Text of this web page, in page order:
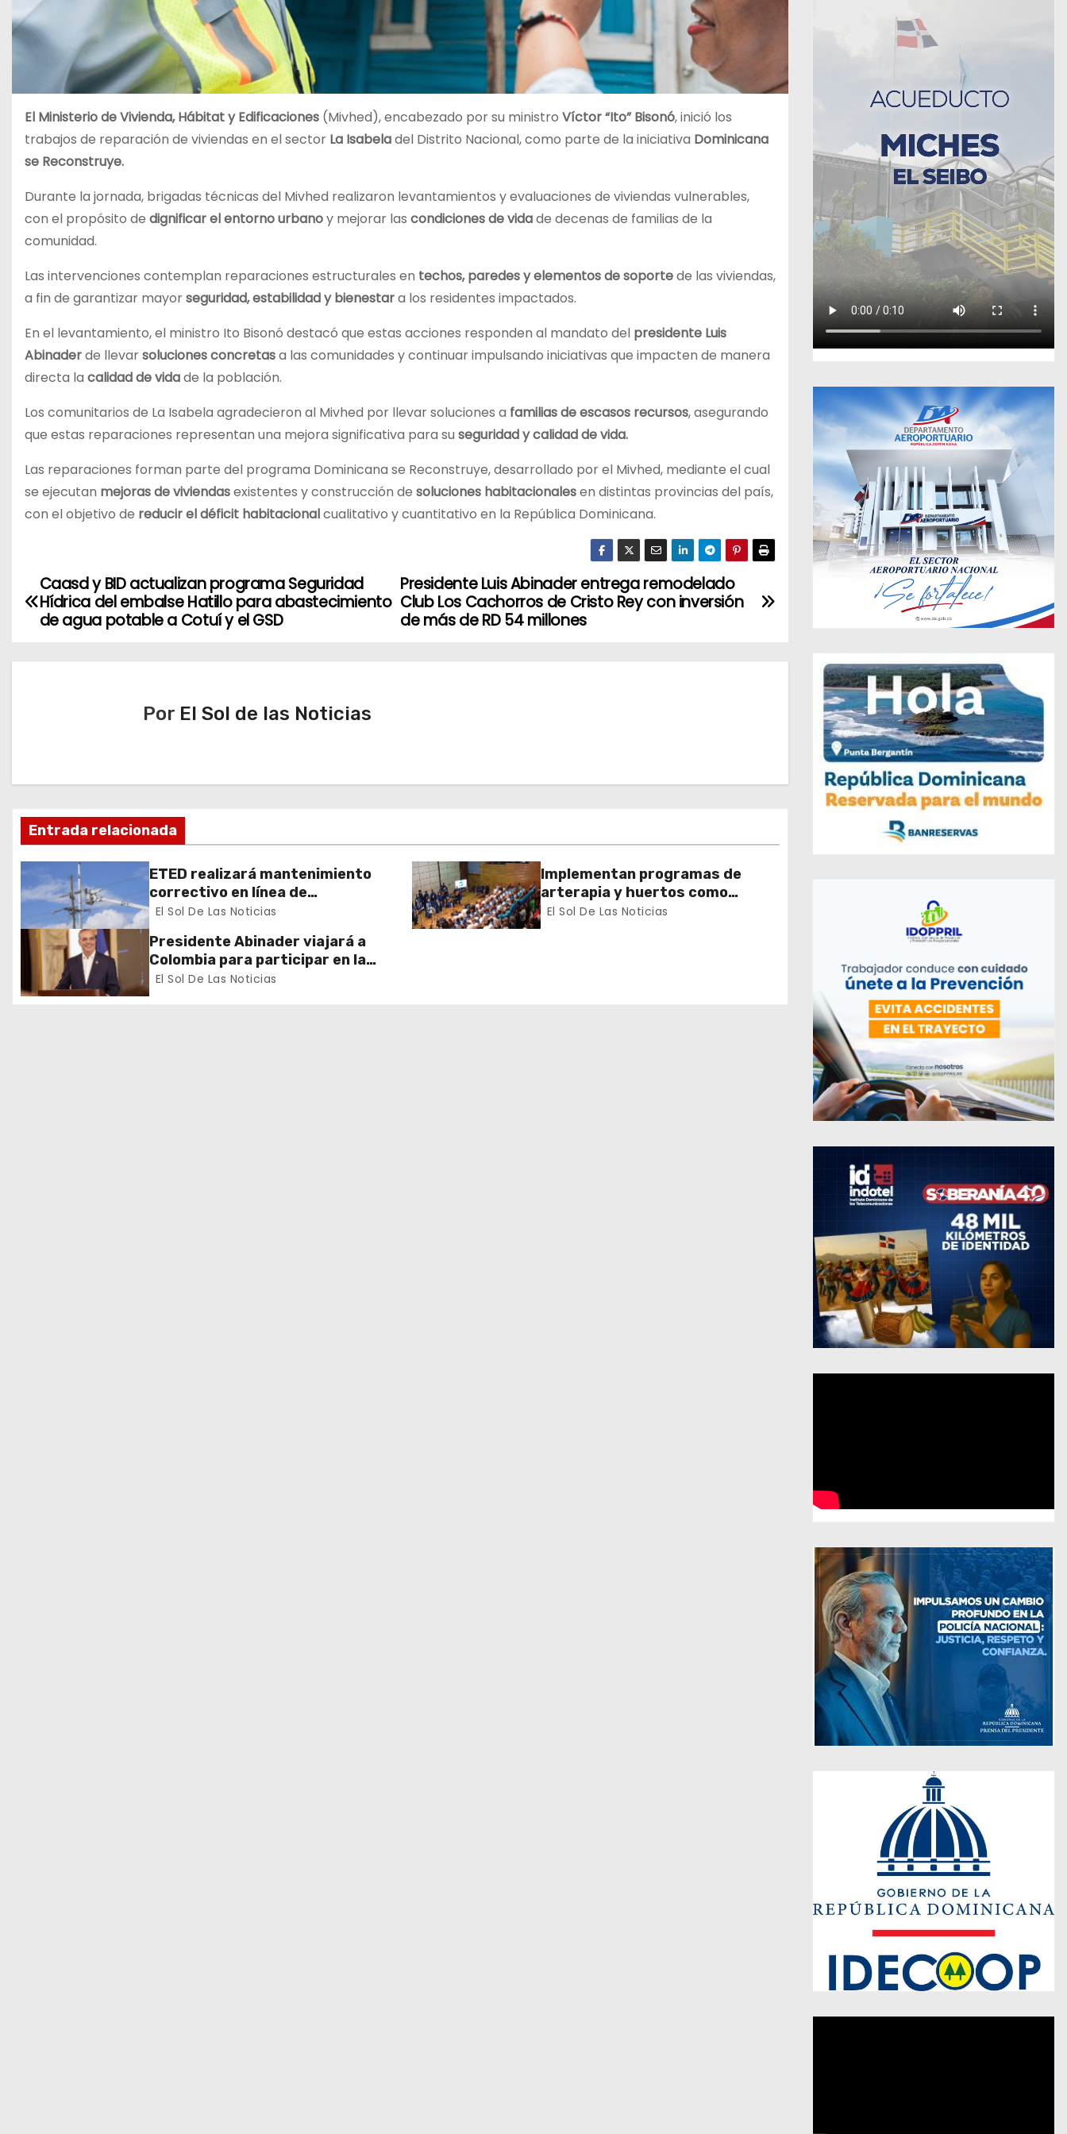
El Ministerio de Vivienda, Hábitat y Edificaciones (Mivhed), encabezado por su ministro Víctor “Ito” Bisonó, inició los
trabajos de reparación de viviendas en el sector La Isabeladel Distrito Nacional, como parte de la iniciativa Dominicana
se Reconstruye.
Durante la jornada, brigadas técnicas del Mivhed realizaron levantamientos y evaluaciones de viviendas vulnerables,
con el propósito de dignificar el entorno urbanoy mejorar las condiciones de vidade decenas de familias de la
comunidad.
Las intervenciones contemplan reparaciones estructurales en techos, paredes y elementos de soportede las viviendas,
a fin de garantizar mayorseguridad, estabilidad y bienestara los residentes impactados.
En el levantamiento, el ministro Ito Bisonó destacó que estas acciones responden al mandato del presidente Luis
Abinaderde llevarsoluciones concretasa las comunidades y continuar impulsando iniciativas que impacten de manera
directa la calidad de vidade la población.
Los comunitarios de La Isabela agradecieron al Mivhed por llevar soluciones a familias de escasos recursos, asegurando
que estas reparaciones representan una mejora significativa para su seguridad y calidad de vida.
Las reparaciones forman parte del programa Dominicana se Reconstruye, desarrollado por el Mivhed, mediante el cual
se ejecutan mejoras de viviendasexistentes y construcción de soluciones habitacionalesen distintas provincias del país,
con el objetivo de reducir el déficit habitacionalcualitativo y cuantitativo en la República Dominicana.
N
v
c
i
ó
n
d
e
e
Presidente Luis Abinader entrega remodelado
Club Los Cachorros de Cristo Rey con inversión
de más de RD 54 millones
Caasd y BID actualizan programa Seguridad
Hídrica del embalse Hatillo para abastecimiento
de agua potable a Cotuí y el GSD
Por El Sol de las Noticias
Entrada relacionada
ETED realizará mantenimiento
correctivo en línea de
transmisión de la región Sur
El Sol De Las Noticias
Implementan programas de
arterapia y huertos como
herramientas para la
El Sol De Las Noticias
Presidente Abinader viajará a
Colombia para participar en la
toma de posesión de Abelardo
El Sol De Las Noticias